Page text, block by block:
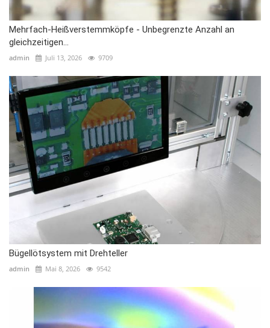
Mehrfach-Heißverstemmköpfe - Unbegrenzte Anzahl an
gleichzeitigen...
admin Juli 13, 2026 9709
Bügellötsystem mit Drehteller
admin Mai 8, 2026 9542